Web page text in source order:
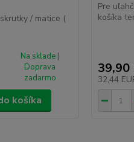
/ matice (
Na sklade |
Doprava
zadarmo
košíka
Pre
košíka
39,90
32,44